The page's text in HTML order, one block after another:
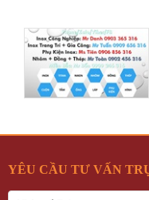
YÊU CẦU TƯ VẤN